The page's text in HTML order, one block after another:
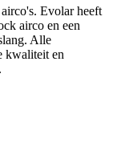
Evolar heeft
airco en een
Alle
kwaliteit en